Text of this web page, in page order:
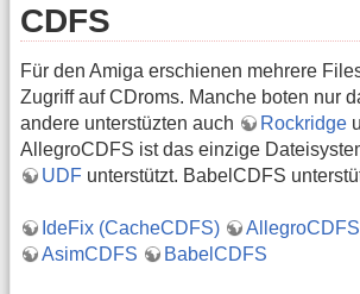
CDFS
Für den Amiga erschienen mehrere
Zugriff auf CDroms. Manche boten nur
andere unterstüzten auch
Rockridge
AllegroCDFS ist das einzige
UDF unterstützt. BabelCDFS
IdeFix (CacheCDFS) AllegroCDFS
AsimCDFS
BabelCDFS